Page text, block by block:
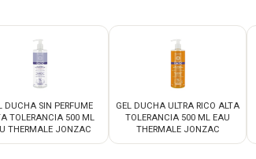
DUCHA SIN PERFUME
TOLERANCIA 500 ML
THERMALE JONZAC
GEL DUCHA ULTRA RICO ALTA
TOLERANCIA 500 ML EAU
THERMALE JONZAC